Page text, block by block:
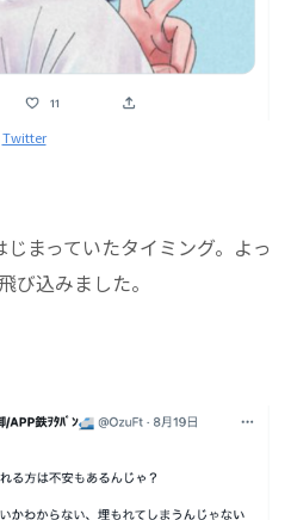
Twitter
まっていたタイミング。よっ
び込みました。